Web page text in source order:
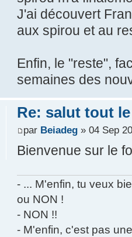
J'ai découvert
aux spirou et au
Enfin, le "reste",
semaines des
Re: salut tout
par Beiadeg» 04 Sep
Bienvenue sur le
- ... M'enfin, tu veux
ou NON !
- NON !!
- M'enfin, c'est pas